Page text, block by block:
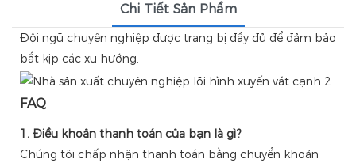
Chi Tiết Sản Phẩm
Đội ngũ chuyên nghiệp được trang bị đầy đủ để đảm bảo
bắt kịp các xu hướng.
FAQ
1. Điều khoản thanh toán của bạn là gì?
Chúng tôi chấp nhận thanh toán bằng chuyển khoản